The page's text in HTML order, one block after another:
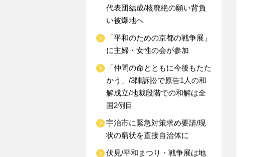
代表団結成/核廃絶の願い背負
い被爆地へ
「平和のための京都の戦争展」
に主婦・女性の会が参加
「仲間の命とともに今後もたた
かう」/3陣訴訟で原告1人の和
解成立/地裁段階での和解は全
国2例目
宇治市に緊急対策求め要請/現
状の窮状を直接自治体に
伏見/平和まつり・戦争展は地